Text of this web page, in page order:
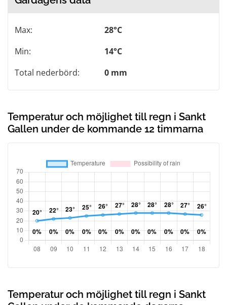
Max:
28°C
Min:
14°C
Total nederbörd:
0 mm
Temperatur och möjlighet till regn i Sankt
Gallen under de kommande 12 timmarna
Temperatur och möjlighet till regn i Sankt